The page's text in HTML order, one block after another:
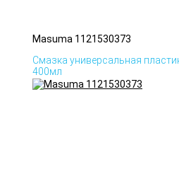
Masuma 1121530373
Смазка универсальная
400мл